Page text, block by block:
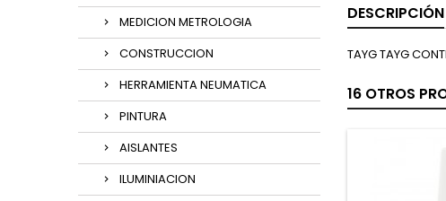
MEDICION METROLOGIA
CONSTRUCCION
HERRAMIENTA NEUMATICA
PINTURA
AISLANTES
ILUMINIACION
DESCRIPCIÓN
TAYG TAYG
16 OTROS